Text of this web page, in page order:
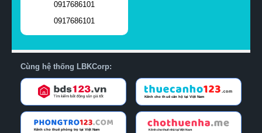
0917686101
0917686101
Cùng hệ thống LBKCorp: